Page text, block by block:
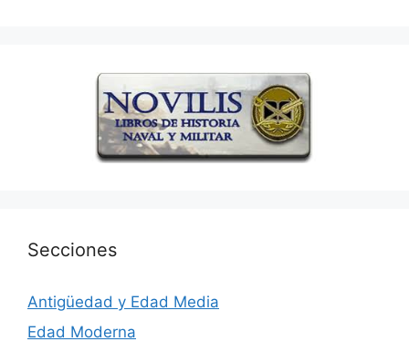
Secciones
Antigüedad y Edad Media
Edad Moderna